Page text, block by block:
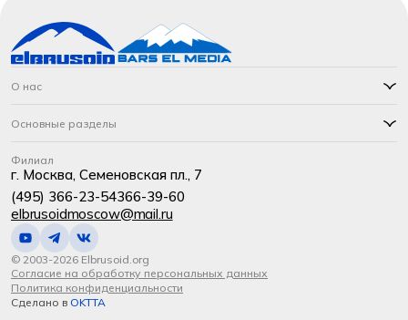
О нас
Основные разделы
Филиал
г. Москва, Семеновская пл., 7
(495) 366-23-54366-39-60
elbrusoidmoscow@mail.ru
© 2003-2026 Elbrusoid.org
Согласие на обработку персональных данных
Политика конфиденциальности
Сделано в OKTTA